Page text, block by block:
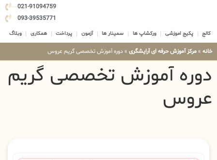
021-91094759
093-39535771
کالج پکیج اموزشی ورکشاپ ها سمینار ها آزمون پرداخت همکاری وبلاگ
خانه » مرکز آموزش حرفه ای آرایشگری » دوره آموزش تخصصی گریم عروس
دوره آموزش تخصصی گریم
عروس